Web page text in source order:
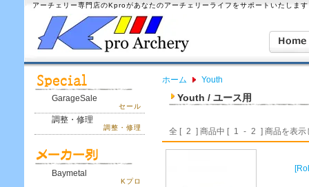
アーチェリー専門店のKproがあなたのアーチェリーライフをサポートいたしま
GarageSale
セール
調整・修理
調整・修理
Baymetal
Kプロ
ホーム Youth
Youth / ユース用
全 [ 2 ] 商品中 [ 1 - 2 ] 商品を表示